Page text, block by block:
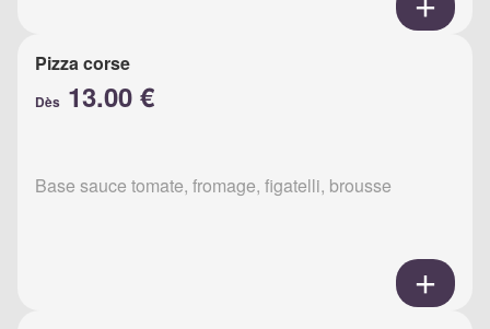
Pizza corse
Dès 13.00 €
Base sauce tomate, fromage, figatelli, brousse